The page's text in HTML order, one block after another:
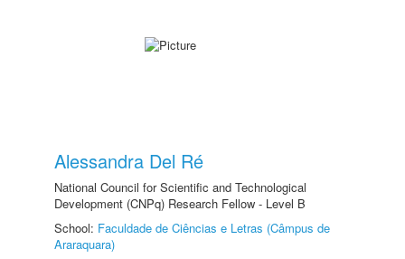
Alessandra Del Ré
National Council for Scientific and Technological
Development (CNPq) Research Fellow - Level B
School: Faculdade de Ciências e Letras (Câmpus de
Araraquara)